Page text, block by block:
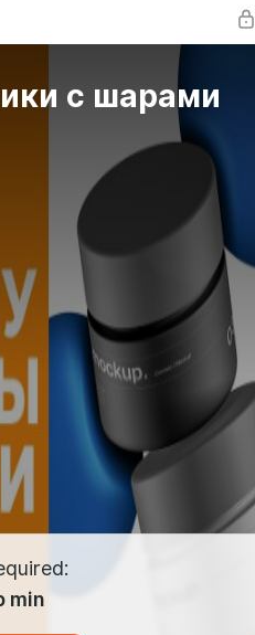
с шарами
min